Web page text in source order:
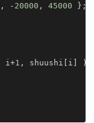
, - 20000 , 45000 } ;
i +1 , shuushi [ i ] )